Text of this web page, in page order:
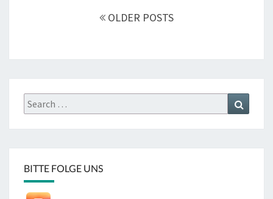
OLDER POSTS
Search
for:
BITTE FOLGE UNS